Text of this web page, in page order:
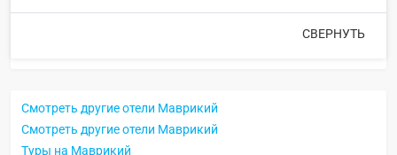
СВЕРНУТЬ
Смотреть другие отели Маврикий
Смотреть другие отели Маврикий
Туры на Маврикий